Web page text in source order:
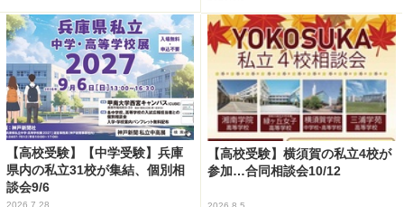
【高校受験】【中学受験】兵庫
県内の私立31校が集結、個別相
談会9/6
【高校受験】横須賀の私立4校が
参加…合同相談会10/12